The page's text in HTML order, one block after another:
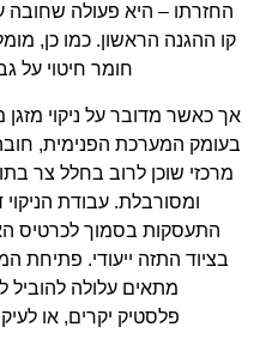
החזרתו – היא פעולה שחובה
קו ההגנה הראשון. כמו כן,
חומר חיטוי על
אך כאשר מדובר על ניקוי
בעומק המערכת הפנימית,
מרכזי שוכן לרוב בחלל צר
ומסורבלת. עבודת
התעסקות בסמוך לכרטיס
בציוד התזה ייעודי. פתיחת
מתאים עלולה להוביל
פלסטיק יקרים, או